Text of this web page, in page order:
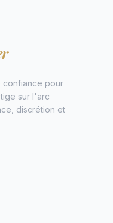
confiance pour
sur l'arc
discrétion et